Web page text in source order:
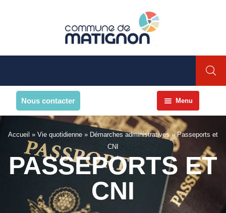
Menu
Accueil
La commune
PRESENTATION DE LA
COMMUNE
Présentation
Environnement
Nous contacter
Accueil » Vie quotidienne » Démarches administratives»Passeports et
CNI
PASSEPORTS ET
CNI